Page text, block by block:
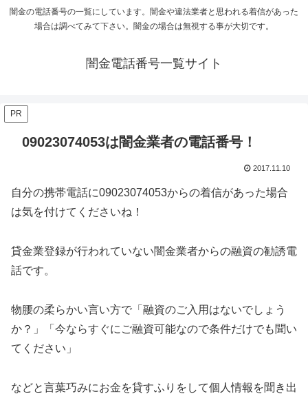
闇金の電話番号の一覧にしています。闇金や違法業者と思われる着信があった
場合は調べてみて下さい。闇金の場合は無視する事が大切です。
闇金電話番号一覧サイト
PR
09023074053は闇金業者の電話番号！
2017.11.10
自分の携帯電話に09023074053からの着信があった場合
は気を付けてくださいね！
貸金業登録が行われていない闇金業者からの融資の勧誘電
話です。
物腰の柔らかい言い方で「融資のご入用はないでしょう
か？」「今ならすぐにご融資可能なので条件だけでも聞い
てください」
などと言葉巧みにお金を貸すふりをして個人情報を聞き出